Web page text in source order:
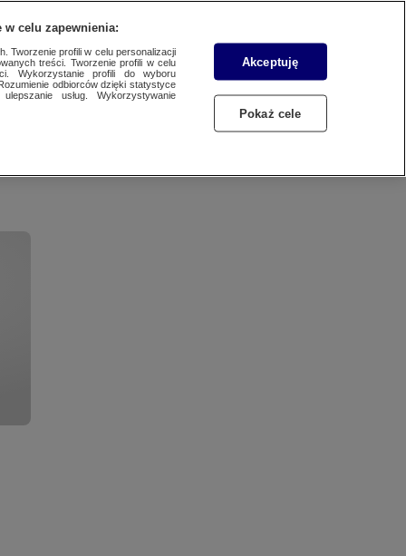
WYŚLIJ MATERIAŁ
w celu zapewnienia:
Tworzenie profili w celu personalizacji
treści. Tworzenie profili w celu
Wykorzystanie profili do wyboru
odbiorców dzięki statystyce
usług. Wykorzystywanie
Akceptuję
Pokaż cele